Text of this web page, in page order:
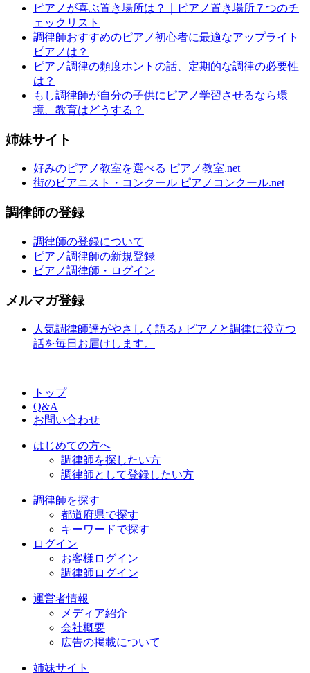
ピアノが喜ぶ置き場所は？｜ピアノ置き場所７つのチ
ェックリスト
調律師おすすめのピアノ初心者に最適なアップライト
ピアノは？
ピアノ調律の頻度ホントの話、定期的な調律の必要性
は？
もし調律師が自分の子供にピアノ学習させるなら環
境、教育はどうする？
姉妹サイト
好みのピアノ教室を選べる ピアノ教室.net
街のピアニスト・コンクール ピアノコンクール.net
調律師の登録
調律師の登録について
ピアノ調律師の新規登録
ピアノ調律師・ログイン
メルマガ登録
人気調律師達がやさしく語る♪ ピアノと調律に役立つ
話を毎日お届けします。
トップ
Q&A
お問い合わせ
はじめての方へ
調律師を探したい方
調律師として登録したい方
調律師を探す
都道府県で探す
キーワードで探す
ログイン
お客様ログイン
調律師ログイン
運営者情報
メディア紹介
会社概要
広告の掲載について
姉妹サイト